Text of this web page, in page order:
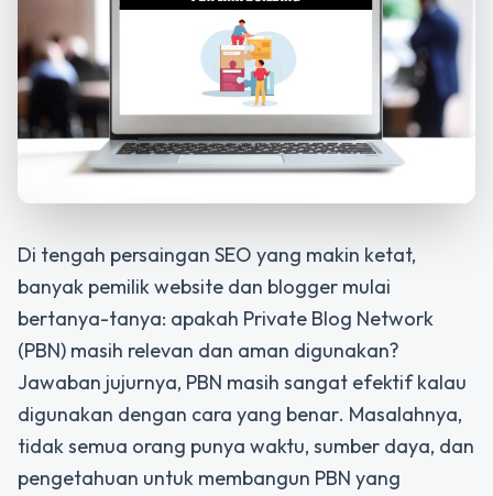
Di tengah persaingan SEO yang makin ketat,
banyak pemilik website dan blogger mulai
bertanya-tanya: apakah Private Blog Network
(PBN) masih relevan dan aman digunakan?
Jawaban jujurnya, PBN masih sangat efektifkalau
digunakan dengan cara yang benar. Masalahnya,
tidak semua orang punya waktu, sumber daya, dan
pengetahuan untuk membangun PBN yang